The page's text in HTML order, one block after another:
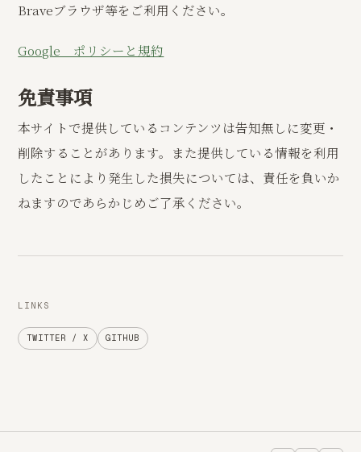
Braveブラウザ等をご利用ください。
Google ポリシーと規約
免責事項
本サイトで提供しているコンテンツは告知無しに変更・
削除することがあります。また提供している情報を利用
したことにより発生した損失については、責任を負いか
ねますのであらかじめご了承ください。
LINKS
TWITTER / X GITHUB